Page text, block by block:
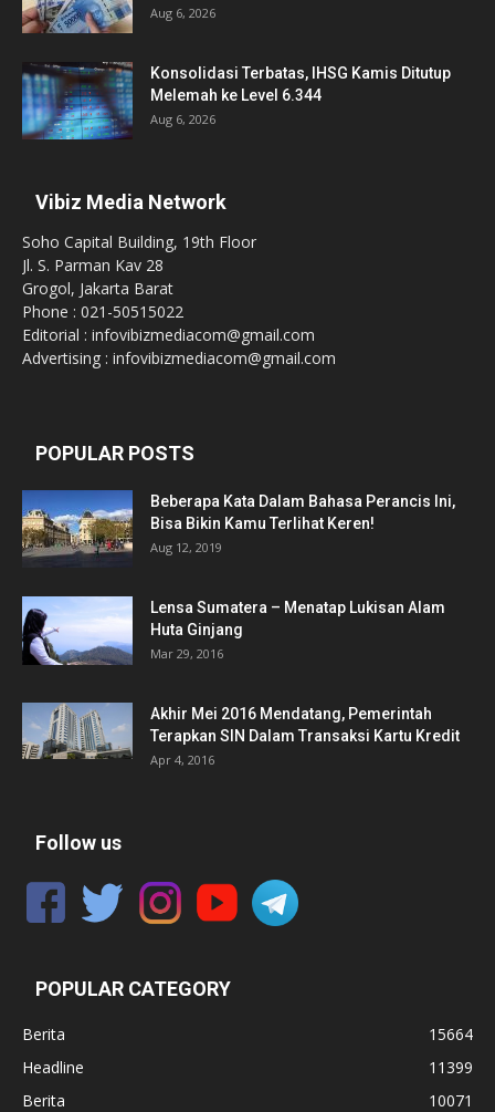
Aug 6, 2026
Konsolidasi Terbatas, IHSG Kamis Ditutup
Melemah ke Level 6.344
Aug 6, 2026
Vibiz Media Network
Soho Capital Building, 19th Floor
Jl. S. Parman Kav 28
Grogol, Jakarta Barat
Phone : 021-50515022
Editorial : infovibizmediacom@gmail.com
Advertising : infovibizmediacom@gmail.com
POPULAR POSTS
Beberapa Kata Dalam Bahasa Perancis Ini,
Bisa Bikin Kamu Terlihat Keren!
Aug 12, 2019
Lensa Sumatera – Menatap Lukisan Alam
Huta Ginjang
Mar 29, 2016
Akhir Mei 2016 Mendatang, Pemerintah
Terapkan SIN Dalam Transaksi Kartu Kredit
Apr 4, 2016
Follow us
POPULAR CATEGORY
Berita
15664
Headline
11399
Berita
10071